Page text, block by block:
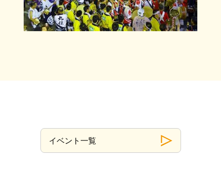
イベント一覧